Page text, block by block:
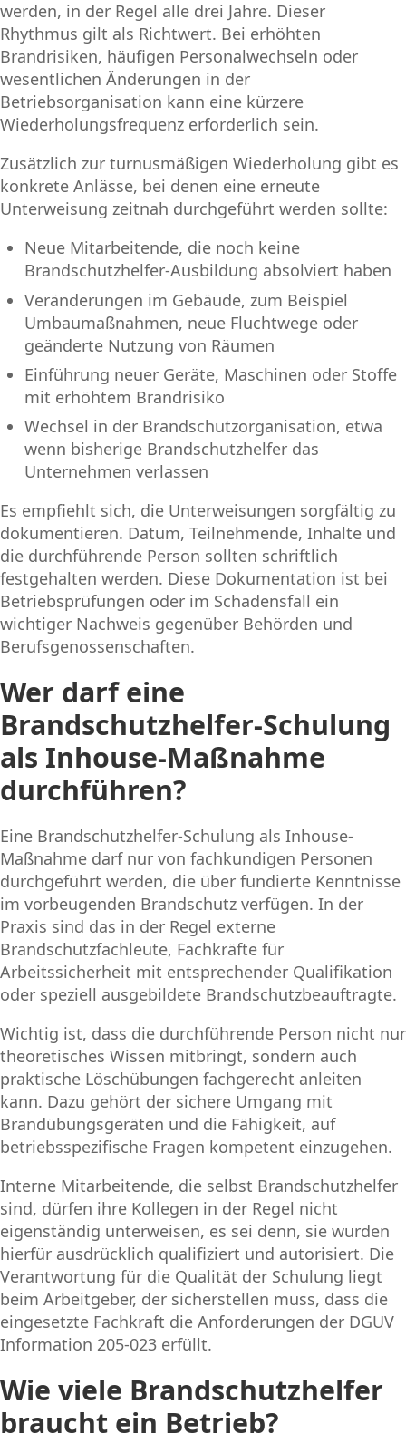
werden, in der Regel alle drei Jahre. Dieser
Rhythmus gilt als Richtwert. Bei erhöhten
Brandrisiken, häufigen Personalwechseln oder
wesentlichen Änderungen in der
Betriebsorganisation kann eine kürzere
Wiederholungsfrequenz erforderlich sein.
Zusätzlich zur turnusmäßigen Wiederholung gibt es
konkrete Anlässe, bei denen eine erneute
Unterweisung zeitnah durchgeführt werden sollte:
Neue Mitarbeitende, die noch keine
Brandschutzhelfer-Ausbildung absolviert haben
Veränderungen im Gebäude, zum Beispiel
Umbaumaßnahmen, neue Fluchtwege oder
geänderte Nutzung von Räumen
Einführung neuer Geräte, Maschinen oder Stoffe
mit erhöhtem Brandrisiko
Wechsel in der Brandschutzorganisation, etwa
wenn bisherige Brandschutzhelfer das
Unternehmen verlassen
Es empfiehlt sich, die Unterweisungen sorgfältig zu
dokumentieren. Datum, Teilnehmende, Inhalte und
die durchführende Person sollten schriftlich
festgehalten werden. Diese Dokumentation ist bei
Betriebsprüfungen oder im Schadensfall ein
wichtiger Nachweis gegenüber Behörden und
Berufsgenossenschaften.
Wer darf eine
Brandschutzhelfer-Schulung
als Inhouse-Maßnahme
durchführen?
Eine Brandschutzhelfer-Schulung als Inhouse-
Maßnahme darf nur von fachkundigen Personen
durchgeführt werden, die über fundierte Kenntnisse
im vorbeugenden Brandschutz verfügen. In der
Praxis sind das in der Regel externe
Brandschutzfachleute, Fachkräfte für
Arbeitssicherheit mit entsprechender Qualifikation
oder speziell ausgebildete Brandschutzbeauftragte.
Wichtig ist, dass die durchführende Person nicht nur
theoretisches Wissen mitbringt, sondern auch
praktische Löschübungen fachgerecht anleiten
kann. Dazu gehört der sichere Umgang mit
Brandübungsgeräten und die Fähigkeit, auf
betriebsspezifische Fragen kompetent einzugehen.
Interne Mitarbeitende, die selbst Brandschutzhelfer
sind, dürfen ihre Kollegen in der Regel nicht
eigenständig unterweisen, es sei denn, sie wurden
hierfür ausdrücklich qualifiziert und autorisiert. Die
Verantwortung für die Qualität der Schulung liegt
beim Arbeitgeber, der sicherstellen muss, dass die
eingesetzte Fachkraft die Anforderungen der DGUV
Information 205-023 erfüllt.
Wie viele Brandschutzhelfer
braucht ein Betrieb?